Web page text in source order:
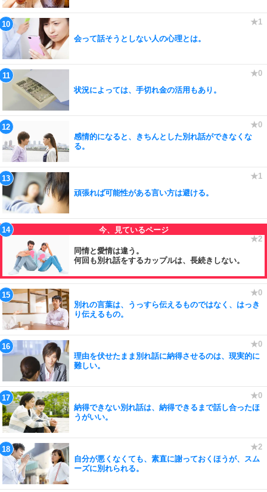
会って話そうとしない人の心理とは。
状況によっては、手切れ金の活用もあり。
感情的になると、きちんとした別れ話ができなくな
る。
頑張れば可能性がある言い方は避ける。
同情と愛情は違う。
何回も別れ話をするカップルは、長続きしない。
別れの言葉は、うっすら伝えるものではなく、はっき
り伝えるもの。
理由を伏せたまま別れ話に納得させるのは、現実的に
難しい。
納得できない別れ話は、納得できるまで話し合ったほ
うがいい。
自分が悪くなくても、素直に謝っておくほうが、スム
ーズに別れられる。